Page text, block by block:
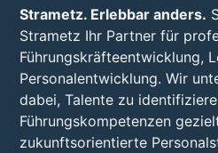
Strametz. Erlebbar anders.
Strametz Ihr Partner für
Führungskräfteentwicklung,
Personalentwicklung. Wir
dabei, Talente zu
Führungskompetenzen
zukunftsorientierte